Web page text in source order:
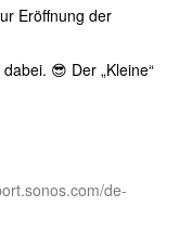
Eröffnung der
😎 Der „Kleine“
de-